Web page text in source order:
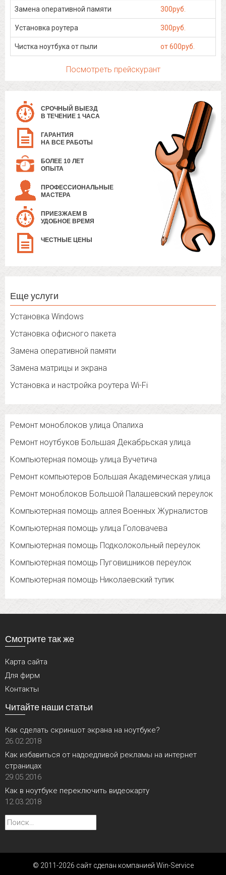
Замена оперативной памяти 300руб.
Установка роутера 300руб.
Чистка ноутбука от пыли от 600руб.
Посмотреть прейскурант
СРОЧНЫЙ ВЫЕЗД
В ТЕЧЕНИЕ 1 ЧАСА
ГАРАНТИЯ
НА ВСЕ РАБОТЫ
БОЛЕЕ 10 ЛЕТ
ОПЫТА
ПРОФЕССИОНАЛЬНЫЕ
МАСТЕРА
ПРИЕЗЖАЕМ В
УДОБНОЕ ВРЕМЯ
ЧЕСТНЫЕ ЦЕНЫ
Еще услуги
Установка Windows
Установка офисного пакета
Замена оперативной памяти
Замена матрицы и экрана
Установка и настройка роутера Wi-Fi
Ремонт моноблоков улица Опалиха
Ремонт ноутбуков Большая Декабрьская улица
Компьютерная помощь улица Вучетича
Ремонт компьютеров Большая Академическая улица
Ремонт моноблоков Большой Палашевский переулок
Компьютерная помощь аллея Военных Журналистов
Компьютерная помощь улица Головачева
Компьютерная помощь Подколокольный переулок
Компьютерная помощь Пуговишников переулок
Компьютерная помощь Николаевский тупик
Смотрите так же
Карта сайта
Для фирм
Контакты
Читайте наши статьи
Как сделать скриншот экрана на ноутбуке?
26.02.2018
Как избавиться от надоедливой рекламы на интернет
страницах
29.05.2016
Как в ноутбуке переключить видеокарту
12.03.2018
Найти:
© 2011-2026 сайт сделан компанией Win-Service